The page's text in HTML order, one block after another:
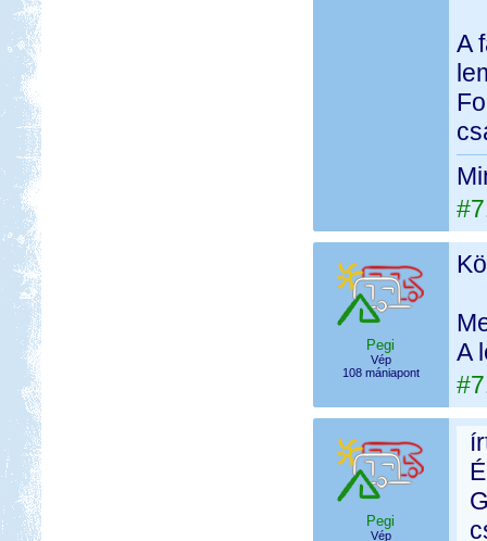
A
Pegi
Vép
108 mániapont
A
Pegi
Vép